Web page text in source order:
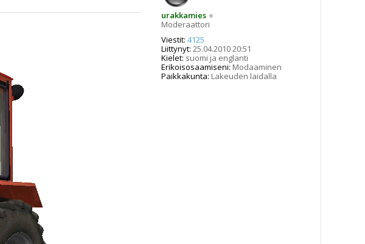
urakkamies
Moderaattori
Viestit: 4125
Liittynyt: 25.04.2010 20:51
Kielet: suomi ja englanti
Erikoisosaamiseni: Modaaminen
Paikkakunta: Lakeuden laidalla